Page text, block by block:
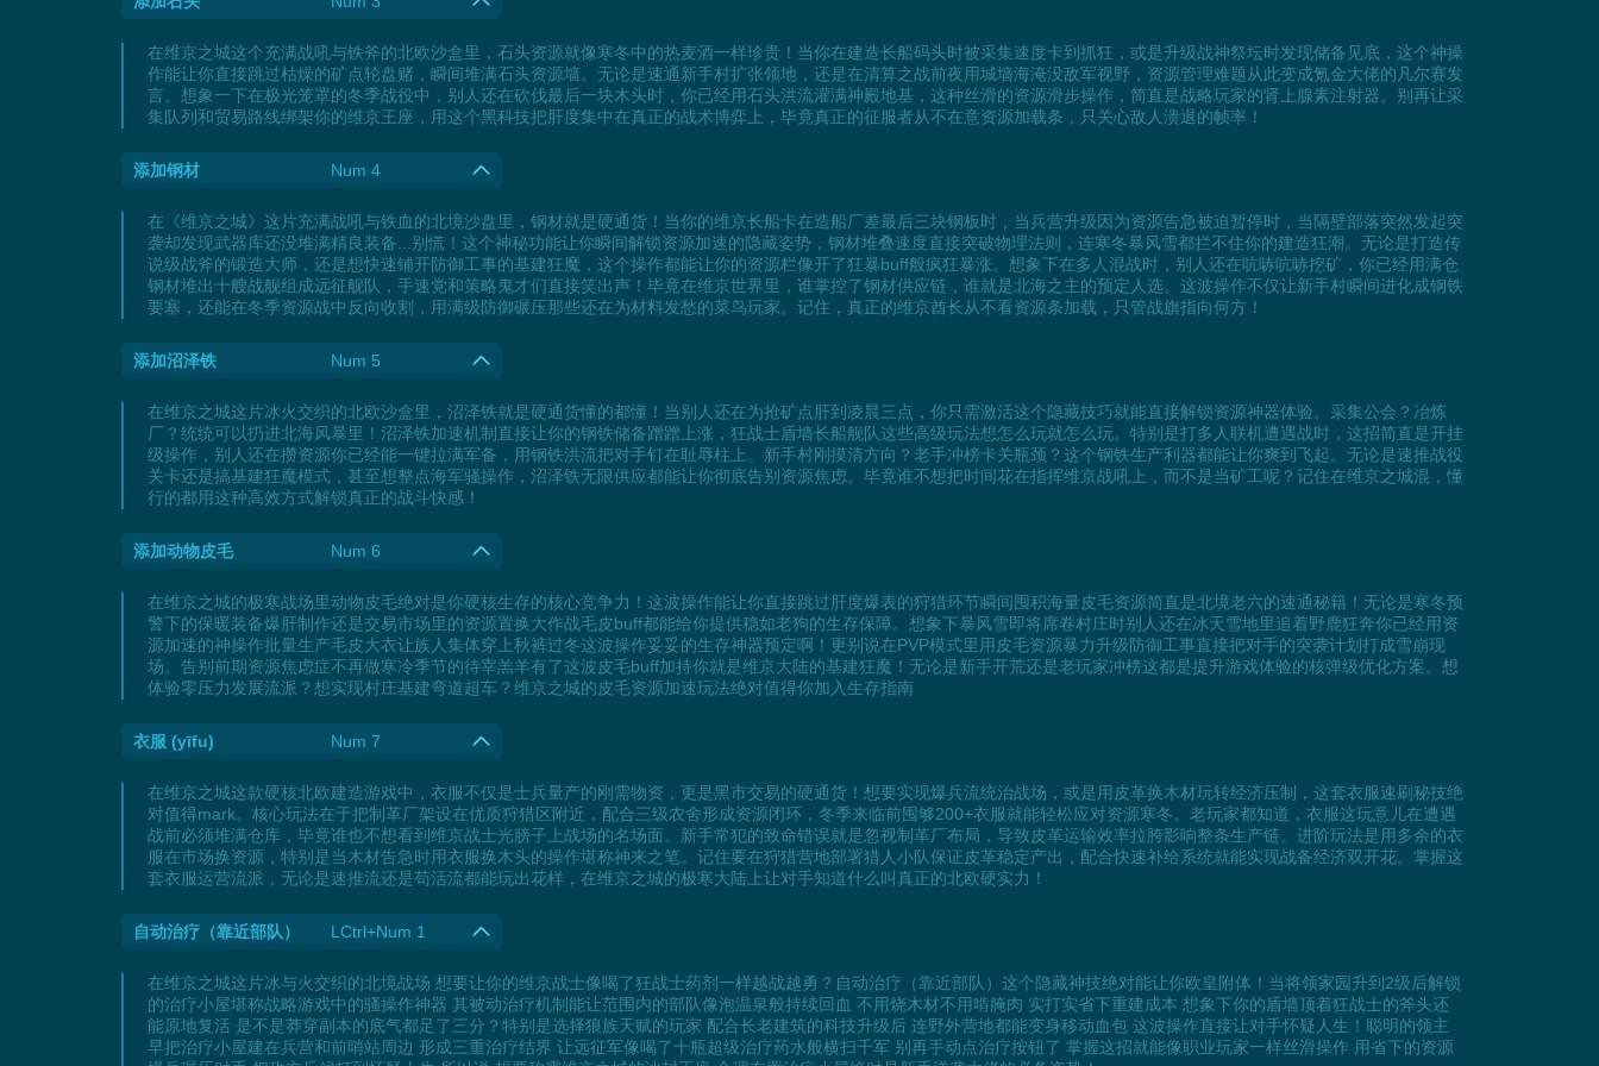
在维京之城这个充满战吼与铁斧的北欧沙盒里，石头资源就像寒冬中的热麦酒一样珍贵！当你在建造长船码头时被采集速度卡到抓狂，或是升级战神祭坛时发现储备见底，这个神操
作能让你直接跳过枯燥的矿点轮盘赌，瞬间堆满石头资源墙。无论是速通新手村扩张领地，还是在清算之战前夜用城墙海淹没敌军视野，资源管理难题从此变成氪金大佬的凡尔赛发
言。想象一下在极光笼罩的冬季战役中，别人还在砍伐最后一块木头时，你已经用石头洪流灌满神殿地基，这种丝滑的资源滑步操作，简直是战略玩家的肾上腺素注射器。别再让采
集队列和贸易路线绑架你的维京王座，用这个黑科技把肝度集中在真正的战术博弈上，毕竟真正的征服者从不在意资源加载条，只关心敌人溃退的帧率！
添加钢材 Num 4
在《维京之城》这片充满战吼与铁血的北境沙盘里，钢材就是硬通货！当你的维京长船卡在造船厂差最后三块钢板时，当兵营升级因为资源告急被迫暂停时，当隔壁部落突然发起突
袭却发现武器库还没堆满精良装备...别慌！这个神秘功能让你瞬间解锁资源加速的隐藏姿势，钢材堆叠速度直接突破物理法则，连寒冬暴风雪都拦不住你的建造狂潮。无论是打造传
说级战斧的锻造大师，还是想快速铺开防御工事的基建狂魔，这个操作都能让你的资源栏像开了狂暴buff般疯狂暴涨。想象下在多人混战时，别人还在吭哧吭哧挖矿，你已经用满仓
钢材堆出十艘战舰组成远征舰队，手速党和策略鬼才们直接笑出声！毕竟在维京世界里，谁掌控了钢材供应链，谁就是北海之主的预定人选。这波操作不仅让新手村瞬间进化成钢铁
要塞，还能在冬季资源战中反向收割，用满级防御碾压那些还在为材料发愁的菜鸟玩家。记住，真正的维京酋长从不看资源条加载，只管战旗指向何方！
添加沼泽铁 Num 5
在维京之城这片冰火交织的北欧沙盒里，沼泽铁就是硬通货懂的都懂！当别人还在为抢矿点肝到凌晨三点，你只需激活这个隐藏技巧就能直接解锁资源神器体验。采集公会？冶炼
厂？统统可以扔进北海风暴里！沼泽铁加速机制直接让你的钢铁储备蹭蹭上涨，狂战士盾墙长船舰队这些高级玩法想怎么玩就怎么玩。特别是打多人联机遭遇战时，这招简直是开挂
级操作，别人还在攒资源你已经能一键拉满军备，用钢铁洪流把对手钉在耻辱柱上。新手村刚摸清方向？老手冲榜卡关瓶颈？这个钢铁生产利器都能让你爽到飞起。无论是速推战役
关卡还是搞基建狂魔模式，甚至想整点海军骚操作，沼泽铁无限供应都能让你彻底告别资源焦虑。毕竟谁不想把时间花在指挥维京战吼上，而不是当矿工呢？记住在维京之城混，懂
行的都用这种高效方式解锁真正的战斗快感！
添加动物皮毛 Num 6
在维京之城的极寒战场里动物皮毛绝对是你硬核生存的核心竞争力！这波操作能让你直接跳过肝度爆表的狩猎环节瞬间囤积海量皮毛资源简直是北境老六的速通秘籍！无论是寒冬预
警下的保暖装备爆肝制作还是交易市场里的资源置换大作战毛皮buff都能给你提供稳如老狗的生存保障。想象下暴风雪即将席卷村庄时别人还在冰天雪地里追着野鹿狂奔你已经用资
源加速的神操作批量生产毛皮大衣让族人集体穿上秋裤过冬这波操作妥妥的生存神器预定啊！更别说在PVP模式里用皮毛资源暴力升级防御工事直接把对手的突袭计划打成雪崩现
场。告别前期资源焦虑症不再做寒冷季节的待宰羔羊有了这波皮毛buff加持你就是维京大陆的基建狂魔！无论是新手开荒还是老玩家冲榜这都是提升游戏体验的核弹级优化方案。想
体验零压力发展流派？想实现村庄基建弯道超车？维京之城的皮毛资源加速玩法绝对值得你加入生存指南
衣服 (yīfu) Num 7
在维京之城这款硬核北欧建造游戏中，衣服不仅是士兵量产的刚需物资，更是黑市交易的硬通货！想要实现爆兵流统治战场，或是用皮革换木材玩转经济压制，这套衣服速刷秘技绝
对值得mark。核心玩法在于把制革厂架设在优质狩猎区附近，配合三级农舍形成资源闭环，冬季来临前囤够200+衣服就能轻松应对资源寒冬。老玩家都知道，衣服这玩意儿在遭遇
战前必须堆满仓库，毕竟谁也不想看到维京战士光膀子上战场的名场面。新手常犯的致命错误就是忽视制革厂布局，导致皮革运输效率拉胯影响整条生产链。进阶玩法是用多余的衣
服在市场换资源，特别是当木材告急时用衣服换木头的操作堪称神来之笔。记住要在狩猎营地部署猎人小队保证皮革稳定产出，配合快速补给系统就能实现战备经济双开花。掌握这
套衣服运营流派，无论是速推流还是苟活流都能玩出花样，在维京之城的极寒大陆上让对手知道什么叫真正的北欧硬实力！
自动治疗（靠近部队） LCtrl+Num 1
在维京之城这片冰与火交织的北境战场 想要让你的维京战士像喝了狂战士药剂一样越战越勇？自动治疗（靠近部队）这个隐藏神技绝对能让你欧皇附体！当将领家园升到2级后解锁
的治疗小屋堪称战略游戏中的骚操作神器 其被动治疗机制能让范围内的部队像泡温泉般持续回血 不用烧木材不用啃腌肉 实打实省下重建成本 想象下你的盾墙顶着狂战士的斧头还
能原地复活 是不是莽穿副本的底气都足了三分？特别是选择狼族天赋的玩家 配合长老建筑的科技升级后 连野外营地都能变身移动血包 这波操作直接让对手怀疑人生！聪明的领主
早把治疗小屋建在兵营和前哨站周边 形成三重治疗结界 让远征军像喝了十瓶超级治疗药水般横扫千军 别再手动点治疗按钮了 掌握这招就能像职业玩家一样丝滑操作 用省下的资源